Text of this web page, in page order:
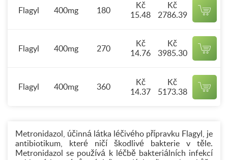
Flagyl 400mg 180
Kč
15.48
Kč
2786.39
Flagyl 400mg 270
Kč
14.76
Kč
3985.30
Flagyl 400mg 360
Kč
14.37
Kč
5173.38
Metronidazol, účinná látka léčivého přípravku Flagyl, je
antibiotikum, které ničí škodlivé bakterie v těle.
Metronidazol se používá k léčbě bakteriálních infekcí